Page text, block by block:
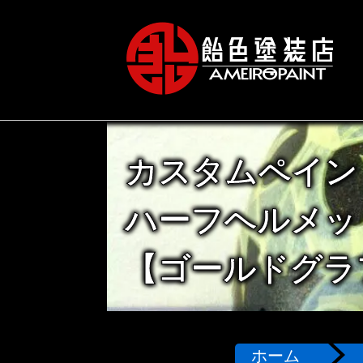
カスタムペイ
ハーフヘルメ
【ゴールドグ
ホーム